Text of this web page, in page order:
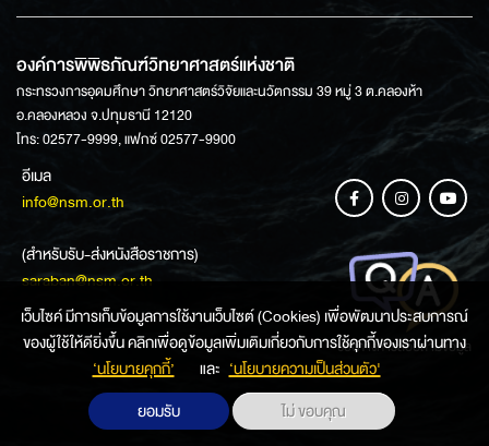
องค์การพิพิธภัณฑ์วิทยาศาสตร์แห่งชาติ
กระทรวงการอุดมศึกษา วิทยาศาสตร์วิจัยและนวัตกรรม 39 หมู่ 3 ต.คลองห้า
อ.คลองหลวง จ.ปทุมธานี 12120
โทร: 02577-9999, แฟกซ์ 02577-9900
อีเมล
info@nsm.or.th
(สำหรับรับ-ส่งหนังสือราชการ)
saraban@nsm.or.th
ช่องทางการสอบถามข้อมูล
เว็บไซค์ มีการเก็บข้อมูลการใช้งานเว็บไซต์ (Cookies) เพื่อพัฒนาประสบการณ์
ของผู้ใช้ให้ดียิ่งขึ้น คลิกเพื่อดูข้อมูลเพิ่มเติมเกี่ยวกับการใช้คุกกี้ของเราผ่านทาง
‘นโยบายคุกกี้’
และ ‘นโยบายความเป็นส่วนตัว'
ยอมรับ
ไม่ ขอบคุณ